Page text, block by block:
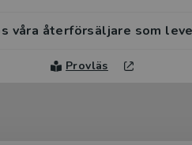
våra återförsäljare som
Provläs